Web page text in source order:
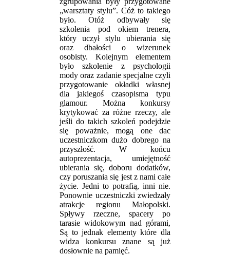
„warsztaty stylu”. Cóż to takiego
było. Otóż odbywały się
szkolenia pod okiem trenera,
który uczył stylu ubierania się
oraz dbałości o wizerunek
osobisty. Kolejnym elementem
było szkolenie z psychologii
mody oraz zadanie specjalne czyli
przygotowanie okładki własnej
dla jakiegoś czasopisma typu
glamour. Można konkursy
krytykować za różne rzeczy, ale
jeśli do takich szkoleń podejdzie
się poważnie, mogą one dac
uczestniczkom dużo dobrego na
przyszłość. W końcu
autoprezentacja, umiejętność
ubierania się, doboru dodatków,
czy poruszania się jest z nami całe
życie. Jedni to potrafią, inni nie.
Ponownie uczestniczki zwiedzały
atrakcje regionu Małopolski.
Spływy rzeczne, spacery po
tarasie widokowym nad górami,
Są to jednak elementy które dla
widza konkursu znane są już
dosłownie na pamięć.